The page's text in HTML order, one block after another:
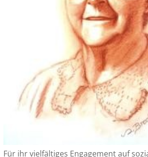
Für ihr vielfältiges Engagement auf